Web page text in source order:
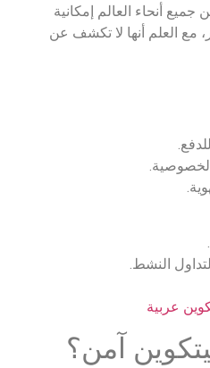
جميع أنحاء العالم إمكانية
مع العلم أنها لا تكشف عن
النشط.
آمن؟